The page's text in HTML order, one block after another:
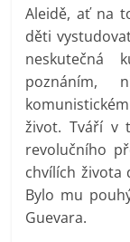
Aleidě, ať na
děti
neskutečná
poznáním,
život. Tváří v
revolučního
chvílích života
Bylo mu
Guevara.